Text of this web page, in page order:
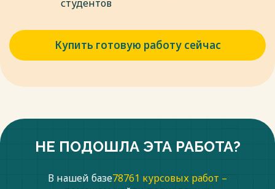
студентов
Купить готовую работу сейчас
НЕ ПОДОШЛА ЭТА РАБОТА?
В нашей базе78761 курсовых работ –